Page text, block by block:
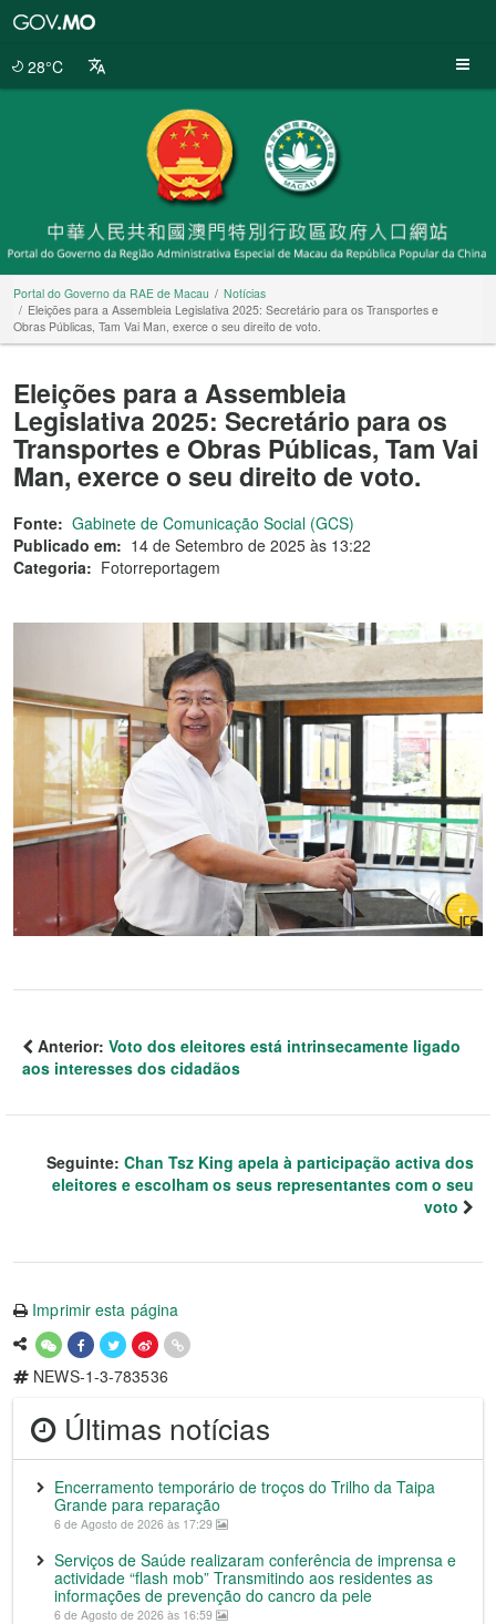
28°C
Portal do Governo da RAE de Macau
Notícias
Eleições para a Assembleia Legislativa 2025: Secretário para os Transportes e
Obras Públicas, Tam Vai Man, exerce o seu direito de voto.
Eleições para a Assembleia
Legislativa 2025: Secretário para os
Transportes e Obras Públicas, Tam Vai
Man, exerce o seu direito de voto.
Fonte: Gabinete de Comunicação Social (GCS)
Publicado em: 14 de Setembro de 2025 às 13:22
Categoria: Fotorreportagem
Anterior: Voto dos eleitores está intrinsecamente ligado
aos interesses dos cidadãos
Seguinte: Chan Tsz King apela à participação activa dos
eleitores e escolham os seus representantes com o seu
voto
Imprimir esta página
NEWS-1-3-783536
Últimas notícias
Encerramento temporário de troços do Trilho da Taipa
Grande para reparação
6 de Agosto de 2026 às 17:29
Serviços de Saúde realizaram conferência de imprensa e
actividade “flash mob” Transmitindo aos residentes as
informações de prevenção do cancro da pele
6 de Agosto de 2026 às 16:59